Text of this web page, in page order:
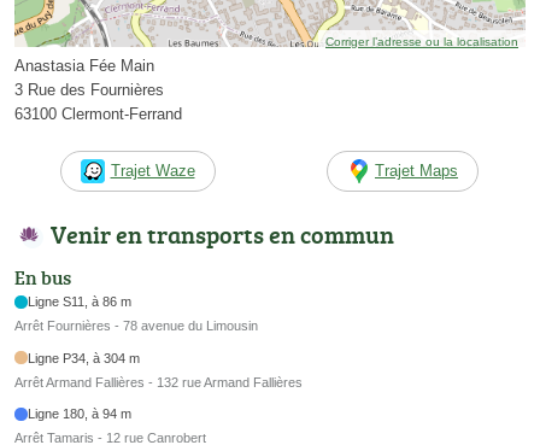
Corriger l’adresse ou la localisation
Anastasia Fée Main
3 Rue des Fournières
63100 Clermont-Ferrand
Trajet Waze Trajet Maps
Venir en transports en commun
En bus
Ligne S11, à 86 m
Arrêt Fournières - 78 avenue du Limousin
Ligne P34, à 304 m
Arrêt Armand Fallières - 132 rue Armand Fallières
Ligne 180, à 94 m
Arrêt Tamaris - 12 rue Canrobert